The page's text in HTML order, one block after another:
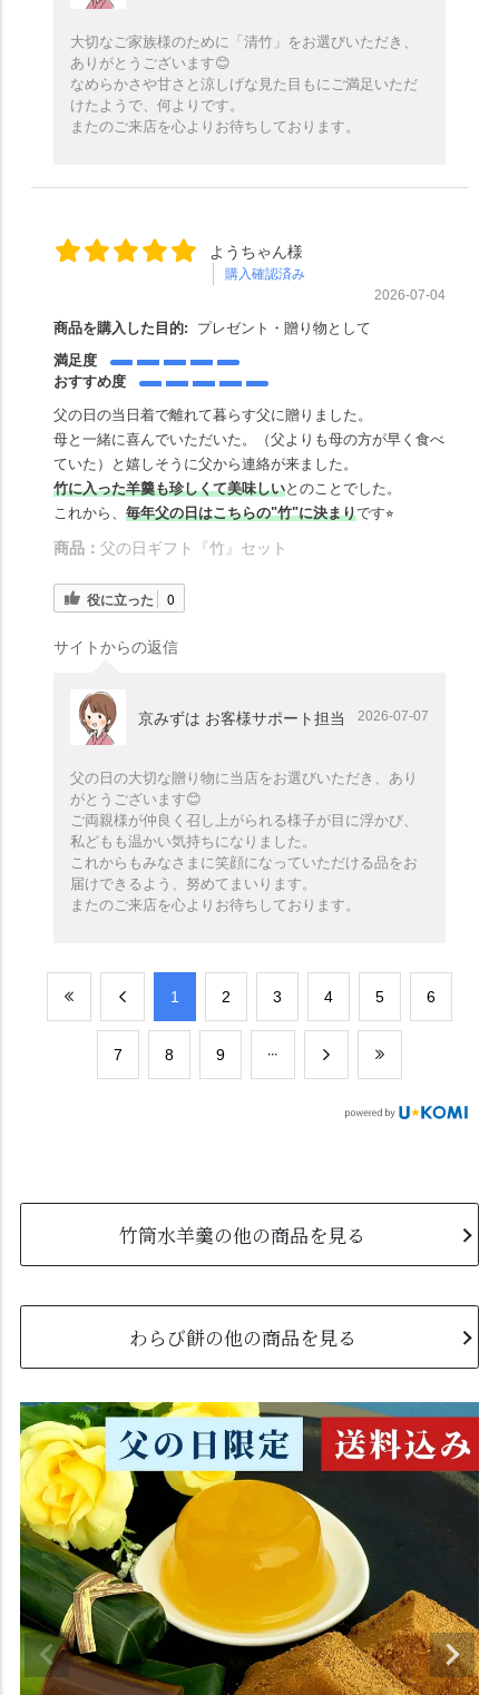
大切なご家族様のために「清竹」をお選びいただき、
ありがとうございます😊
なめらかさや甘さと涼しげな見た目もにご満足いただ
けたようで、何よりです。
またのご来店を心よりお待ちしております。
ようちゃん様
購入確認済み
2026-07-04
商品を購入した目的:
プレゼント・贈り物として
満足度
おすすめ度
父の日の当日着で離れて暮らす父に贈りました。
母と一緒に喜んでいただいた。（父よりも母の方が早く食べ
ていた）と嬉しそうに父から連絡が来ました。
竹に入った羊羹も珍しくて美味しいとのことでした。
これから、 毎年父の日はこちらの"竹"に決まりです⭐︎
商品： 父の日ギフト『竹』セット
役に立った 0
サイトからの返信
京みずは お客様サポート担当 2026-07-07
父の日の大切な贈り物に当店をお選びいただき、あり
がとうございます😊
ご両親様が仲良く召し上がられる様子が目に浮かび、
私どもも温かい気持ちになりました。
これからもみなさまに笑顔になっていただける品をお
届けできるよう、努めてまいります。
またのご来店を心よりお待ちしております。
​1 ​2 ​3 ​4 ​5 ​6
​7 ​8 ​9
竹筒水羊羹の他の商品を見る
わらび餅の他の商品を見る